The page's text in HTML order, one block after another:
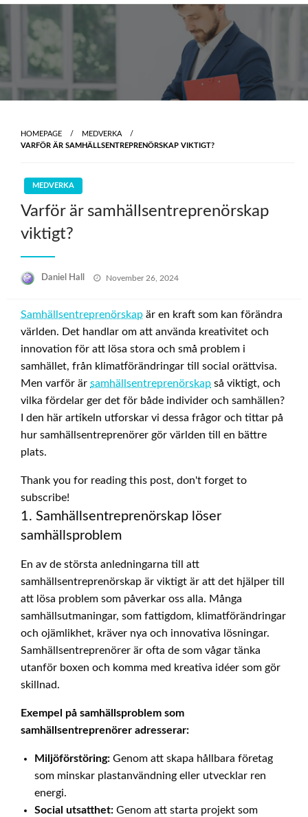
Skip
content
HOMEPAGE
MEDVERKA
VARFÖR ÄR SAMHÄLLSENTREPRENÖRSKAP VIKTIGT?
MEDVERKA
Varför är samhällsentreprenörskap
viktigt?
Daniel Hall
Posted
November 26, 2024
Samhällsentreprenörskap är en kraft som kan förändra
världen. Det handlar om att använda kreativitet och
innovation för att lösa stora och små problem i
samhället, från klimatförändringar till social orättvisa.
Men varför är samhällsentreprenörskap så viktigt, och
vilka fördelar ger det för både individer och samhällen?
I den här artikeln utforskar vi dessa frågor och tittar på
hur samhällsentreprenörer gör världen till en bättre
plats.
Thank you for reading this post, don't forget to
subscribe!
1. Samhällsentreprenörskap löser
samhällsproblem
En av de största anledningarna till att
samhällsentreprenörskap är viktigt är att det hjälper till
att lösa problem som påverkar oss alla. Många
samhällsutmaningar, som fattigdom, klimatförändringar
och ojämlikhet, kräver nya och innovativa lösningar.
Samhällsentreprenörer är ofta de som vågar tänka
utanför boxen och komma med kreativa idéer som gör
skillnad.
Exempel på samhällsproblem som
samhällsentreprenörer adresserar:
Miljöförstöring: Genom att skapa hållbara företag
som minskar plastanvändning eller utvecklar ren
energi.
Social utsatthet: Genom att starta projekt som